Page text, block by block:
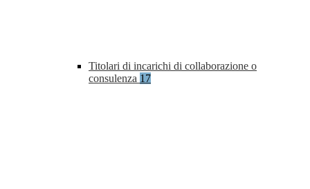
Titolari di incarichi di collaborazione o
consulenza 17